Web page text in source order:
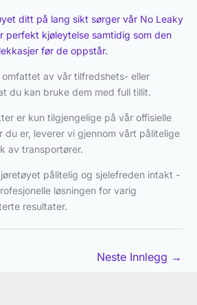
ditt på lang sikt sørger vår No Leaky
perfekt kjøleytelse samtidig som den
før de oppstår.
av vår tilfredshets- eller
du kan bruke dem med full tillit.
er kun tilgjengelige på vår offisielle
du er, leverer vi gjennom vårt pålitelige
av transportører.
pålitelig og sjelefreden intakt -
løsningen for varig
resultater.
Neste Innlegg →